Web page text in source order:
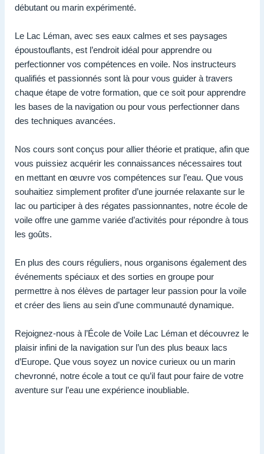
débutant ou marin expérimenté.
Le Lac Léman, avec ses eaux calmes et ses paysages
époustouflants, est l’endroit idéal pour apprendre ou
perfectionner vos compétences en voile. Nos instructeurs
qualifiés et passionnés sont là pour vous guider à travers
chaque étape de votre formation, que ce soit pour apprendre
les bases de la navigation ou pour vous perfectionner dans
des techniques avancées.
Nos cours sont conçus pour allier théorie et pratique, afin que
vous puissiez acquérir les connaissances nécessaires tout
en mettant en œuvre vos compétences sur l’eau. Que vous
souhaitiez simplement profiter d’une journée relaxante sur le
lac ou participer à des régates passionnantes, notre école de
voile offre une gamme variée d’activités pour répondre à tous
les goûts.
En plus des cours réguliers, nous organisons également des
événements spéciaux et des sorties en groupe pour
permettre à nos élèves de partager leur passion pour la voile
et créer des liens au sein d’une communauté dynamique.
Rejoignez-nous à l’École de Voile Lac Léman et découvrez le
plaisir infini de la navigation sur l’un des plus beaux lacs
d’Europe. Que vous soyez un novice curieux ou un marin
chevronné, notre école a tout ce qu’il faut pour faire de votre
aventure sur l’eau une expérience inoubliable.